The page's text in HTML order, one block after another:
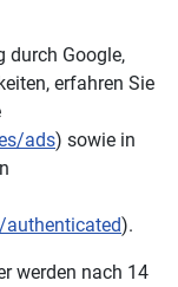
durch Google,
erfahren Sie
ads) sowie in
).
werden nach 14